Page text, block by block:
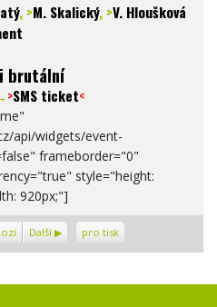
, >M. Skalický, >V. Hloušková
brutální
>SMS ticket<
api/widgets/event-
frameborder="0"
style="height:
920px;"]
Další Zobrazení
pro tisk